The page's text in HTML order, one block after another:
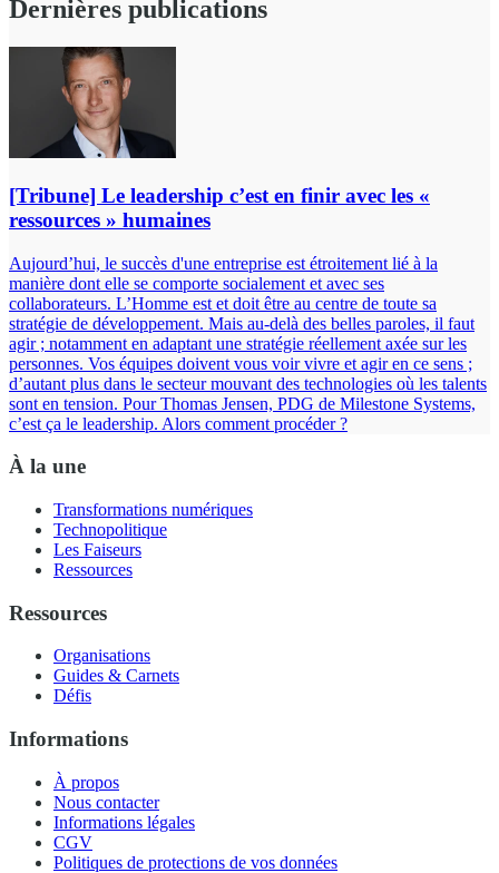
Dernières publications
[Tribune] Le leadership c’est en finir avec les «
ressources » humaines
Aujourd’hui, le succès d'une entreprise est étroitement lié à la
manière dont elle se comporte socialement et avec ses
collaborateurs. L’Homme est et doit être au centre de toute sa
stratégie de développement. Mais au-delà des belles paroles, il faut
agir ; notamment en adaptant une stratégie réellement axée sur les
personnes. Vos équipes doivent vous voir vivre et agir en ce sens ;
d’autant plus dans le secteur mouvant des technologies où les talents
sont en tension. Pour Thomas Jensen, PDG de Milestone Systems,
c’est ça le leadership. Alors comment procéder ?
À la une
Transformations numériques
Technopolitique
Les Faiseurs
Ressources
Ressources
Organisations
Guides & Carnets
Défis
Informations
À propos
Nous contacter
Informations légales
CGV
Politiques de protections de vos données